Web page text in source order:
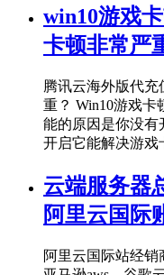
win10游戏
卡顿非常严
腾讯云海外版代充
重？ Win10游戏
能的原因是你没有
开启它能解决游戏
云端服务器
阿里云国际
阿里云国际站经销